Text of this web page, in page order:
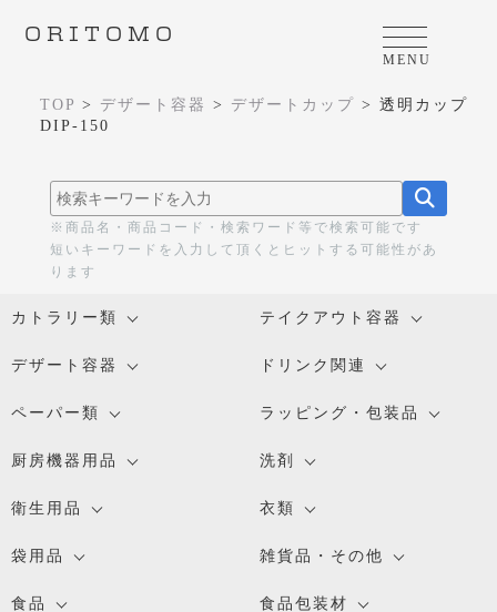
ORITOMO
MENU
TOP > デザート容器 > デザートカップ > 透明カップ
DIP-150
※商品名・商品コード・検索ワード等で検索可能です
短いキーワードを入力して頂くとヒットする可能性があ
ります
カトラリー類 テイクアウト容器
デザート容器 ドリンク関連
ペーパー類 ラッピング・包装品
厨房機器用品 洗剤
衛生用品 衣類
袋用品 雑貨品・その他
食品 食品包装材